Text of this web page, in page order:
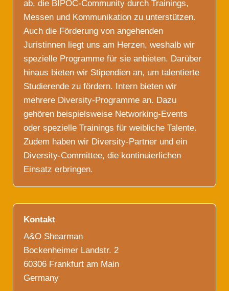
ab, die BIPOC-Community durch Trainings,
Messen und Kommunikation zu unterstützen.
Auch die Förderung von angehenden
Juristinnen liegt uns am Herzen, weshalb wir
spezielle Programme für sie anbieten. Darüber
hinaus bieten wir Stipendien an, um talentierte
Studierende zu fördern. Intern bieten wir
mehrere Diversity-Programme an. Dazu
gehören beispielsweise Networking-Events
oder spezielle Trainings für weibliche Talente.
Zudem haben wir Diversity-Partner und ein
Diversity-Committee, die kontinuierlichen
Einsatz erbringen.
Kontakt
A&O Shearman
Bockenheimer Landstr. 2
60306 Frankfurt am Main
Germany